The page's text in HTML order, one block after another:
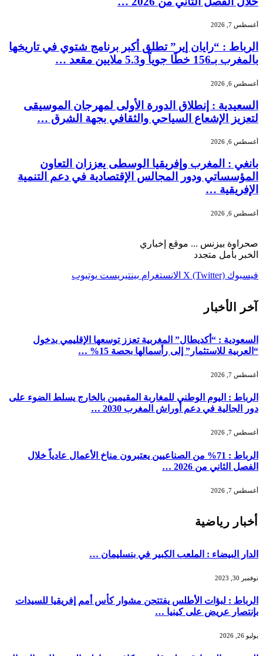
أغسطس 7, 2026
الرباط : “رايان إير” تطلق أكبر برنامج شتوي في تاريخها
بالمغرب بـ156 خطًا جوياً و5.3 ملايين مقعد …
أغسطس 6, 2026
السعيدية : إنطلاق الدورة الأولى لمهرجان الموسيقى
لتعزيز الإشعاع السياحي والثقافي بجهة الشرق …
أغسطس 6, 2026
بانغي : المغرب وإفريقيا الوسطى يعززان التعاون
المؤسساتي ودور المجالس الإقتصادية في دعم التنمية
الإفريقية …
أغسطس 6, 2026
صحراوة بيزنس ... موقع إخباري
الخبر بأمل متجدد
فيسبوك X (Twitter) الانستغرام بينتيريست يوتيوب
آخر الأخبار
السعودية : “أكديطال” المغربية تعزز توسعها الإقليمي بدخول
“العربية للاستثمار” إلى رأسمالها بحصة 15% …
أغسطس 7, 2026
الرباط : اليوم الوطني للمغاربة المقيمين بالخارج يسلط الضوء على
دور الجالية في دعم أوراش المغرب 2030 …
أغسطس 7, 2026
الرباط : 71% من الصناعيين يعتبرون مناخ الأعمال عادياً خلال
الفصل الثاني من 2026 …
أغسطس 7, 2026
أخبار رياضية
الدار البيضاء : الملعب الكبير في بنسليمان …
نوفمبر 30, 2023
الرباط : لبؤات الأطلس يفتتحن مشوار كأس أمم إفريقيا للسيدات
بإنتصار عريض على كينيا …
يوليو 26, 2026